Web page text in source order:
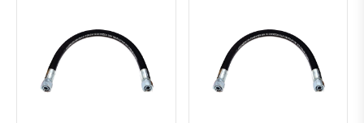
Добавить к сравнению
Добавить в избранное Добавить к сравнению
Добавить в избранное